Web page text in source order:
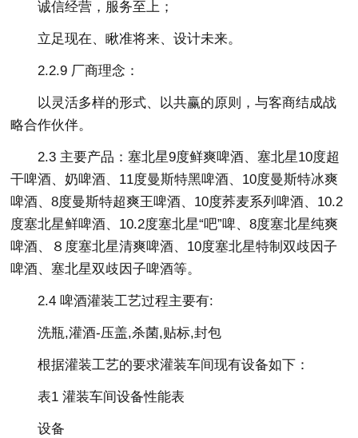
诚信经营，服务至上；
立足现在、瞅准将来、设计未来。
2.2.9 厂商理念：
以灵活多样的形式、以共赢的原则，与客商结成战
略合作伙伴。
2.3 主要产品：塞北星9度鲜爽啤酒、塞北星10度超
干啤酒、奶啤酒、11度曼斯特黑啤酒、10度曼斯特冰爽
啤酒、8度曼斯特超爽王啤酒、10度荞麦系列啤酒、10.2
度塞北星鲜啤酒、10.2度塞北星“吧”啤、8度塞北星纯爽
啤酒、８度塞北星清爽啤酒、10度塞北星特制双歧因子
啤酒、塞北星双歧因子啤酒等。
2.4 啤酒灌装工艺过程主要有:
洗瓶,灌酒-压盖,杀菌,贴标,封包
根据灌装工艺的要求灌装车间现有设备如下：
表1 灌装车间设备性能表
设备